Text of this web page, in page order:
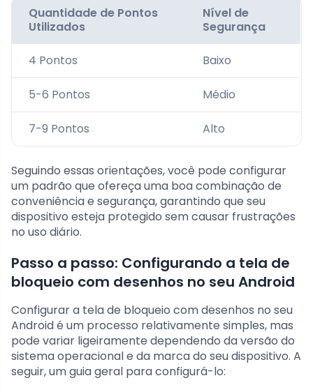
Quantidade de Pontos
Utilizados
Nível de
Segurança
4 Pontos Baixo
5-6 Pontos Médio
7-9 Pontos Alto
Seguindo essas orientações, você pode configurar
um padrão que ofereça uma boa combinação de
conveniência e segurança, garantindo que seu
dispositivo esteja protegido sem causar frustrações
no uso diário.
Passo a passo: Configurando a tela de
bloqueio com desenhos no seu Android
Configurar a tela de bloqueio com desenhos no seu
Android é um processo relativamente simples, mas
pode variar ligeiramente dependendo da versão do
sistema operacional e da marca do seu dispositivo. A
seguir, um guia geral para configurá-lo: